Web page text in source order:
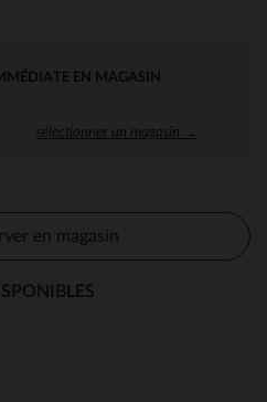
EN MAGASIN
sélectionner un magasin →
en magasin